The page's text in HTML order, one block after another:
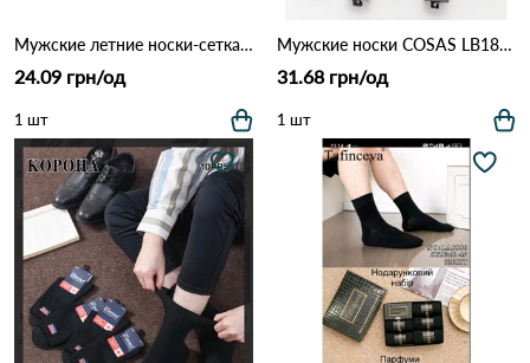
Мужские летние носки-сетка DMDBS (Опт) 2380 Черный
24.09 грн/од
1 шт
Мужские носки COSAS LB18-564 (белые, короткие) Белый
31.68 грн/од
1 шт